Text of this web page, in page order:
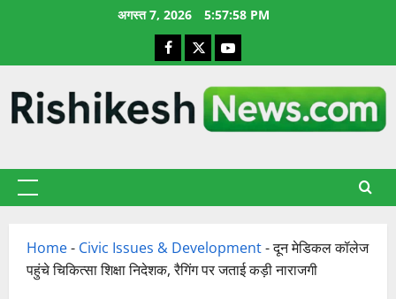
अगस्त 7, 2026 5:57:59 PM
Facebook
X YouTube
प्राथमिक
Home- Civic Issues & Development-दून मेडिकल कॉलेज
पहुंचे चिकित्सा शिक्षा निदेशक, रैगिंग पर जताई कड़ी नाराजगी